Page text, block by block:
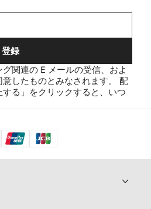
登録
関連の E メールの受信、およ
意したものとみなされます。 配
る」をクリックすると、いつ